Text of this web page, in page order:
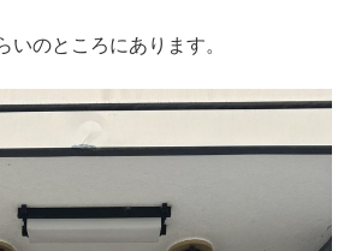
いのところにあります。